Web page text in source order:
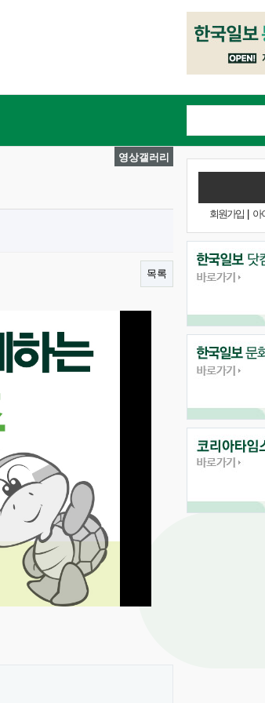
회원가입| 아
영상갤러리
목록